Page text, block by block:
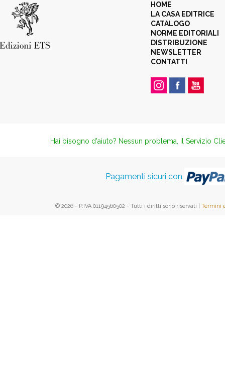
HOME
LA CASA EDITRICE
CATALOGO
NORME EDITORIALI
DISTRIBUZIONE
NEWSLETTER
CONTATTI
Hai bisogno d'aiuto? Nessun problema, il Servizio
Pagamenti sicuri con
© 2026 - P.IVA 01194560502 - Tutti i diritti sono riservati | Termini